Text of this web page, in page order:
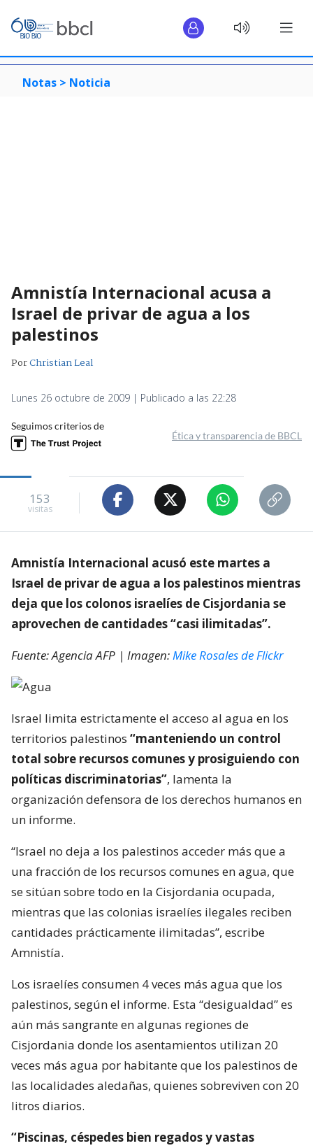
Notas > Noticia
Amnistía Internacional acusa a
Israel de privar de agua a los
palestinos
PorChristian Leal
Lunes 26 octubre de 2009 | Publicado a las 22:28
Seguimos criterios de
Ética y transparencia de BBCL
153
visitas
Amnistía Internacional acusó este martes a
Israel de privar de agua a los palestinos mientras
deja que los colonos israelíes de Cisjordania se
aprovechen de cantidades “casi ilimitadas”.
Fuente: Agencia AFP | Imagen:Mike Rosales de Flickr
Israel limita estrictamente el acceso al agua en los
territorios palestinos “manteniendo un control
total sobre recursos comunes y prosiguiendo con
políticas discriminatorias”, lamenta la
organización defensora de los derechos humanos en
un informe.
“Israel no deja a los palestinos acceder más que a
una fracción de los recursos comunes en agua, que
se sitúan sobre todo en la Cisjordania ocupada,
mientras que las colonias israelíes ilegales reciben
cantidades prácticamente ilimitadas”, escribe
Amnistía.
Los israelíes consumen 4 veces más agua que los
palestinos, según el informe. Esta “desigualdad” es
aún más sangrante en algunas regiones de
Cisjordania donde los asentamientos utilizan 20
veces más agua por habitante que los palestinos de
las localidades aledañas, quienes sobreviven con 20
litros diarios.
“Piscinas, céspedes bien regados y vastas